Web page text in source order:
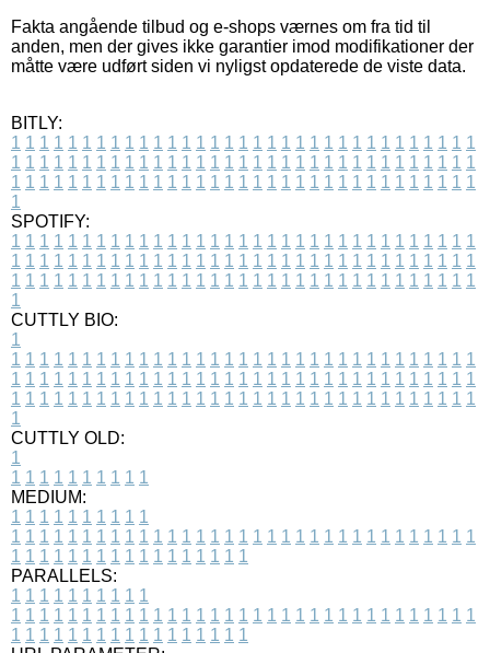
Fakta angående tilbud og e-shops værnes om fra tid til
anden, men der gives ikke garantier imod modifikationer der
måtte være udført siden vi nyligst opdaterede de viste data.
BITLY:
1 1 1 1 1 1 1 1 1 1 1 1 1 1 1 1 1 1 1 1 1 1 1 1 1 1 1 1 1 1 1 1 1
1 1 1 1 1 1 1 1 1 1 1 1 1 1 1 1 1 1 1 1 1 1 1 1 1 1 1 1 1 1 1 1 1
1 1 1 1 1 1 1 1 1 1 1 1 1 1 1 1 1 1 1 1 1 1 1 1 1 1 1 1 1 1 1 1 1
1
SPOTIFY:
1 1 1 1 1 1 1 1 1 1 1 1 1 1 1 1 1 1 1 1 1 1 1 1 1 1 1 1 1 1 1 1 1
1 1 1 1 1 1 1 1 1 1 1 1 1 1 1 1 1 1 1 1 1 1 1 1 1 1 1 1 1 1 1 1 1
1 1 1 1 1 1 1 1 1 1 1 1 1 1 1 1 1 1 1 1 1 1 1 1 1 1 1 1 1 1 1 1 1
1
CUTTLY BIO:
1
1 1 1 1 1 1 1 1 1 1 1 1 1 1 1 1 1 1 1 1 1 1 1 1 1 1 1 1 1 1 1 1 1
1 1 1 1 1 1 1 1 1 1 1 1 1 1 1 1 1 1 1 1 1 1 1 1 1 1 1 1 1 1 1 1 1
1 1 1 1 1 1 1 1 1 1 1 1 1 1 1 1 1 1 1 1 1 1 1 1 1 1 1 1 1 1 1 1 1
1
CUTTLY OLD:
1
1 1 1 1 1 1 1 1 1 1
MEDIUM:
1 1 1 1 1 1 1 1 1 1
1 1 1 1 1 1 1 1 1 1 1 1 1 1 1 1 1 1 1 1 1 1 1 1 1 1 1 1 1 1 1 1 1
1 1 1 1 1 1 1 1 1 1 1 1 1 1 1 1 1
PARALLELS:
1 1 1 1 1 1 1 1 1 1
1 1 1 1 1 1 1 1 1 1 1 1 1 1 1 1 1 1 1 1 1 1 1 1 1 1 1 1 1 1 1 1 1
1 1 1 1 1 1 1 1 1 1 1 1 1 1 1 1 1